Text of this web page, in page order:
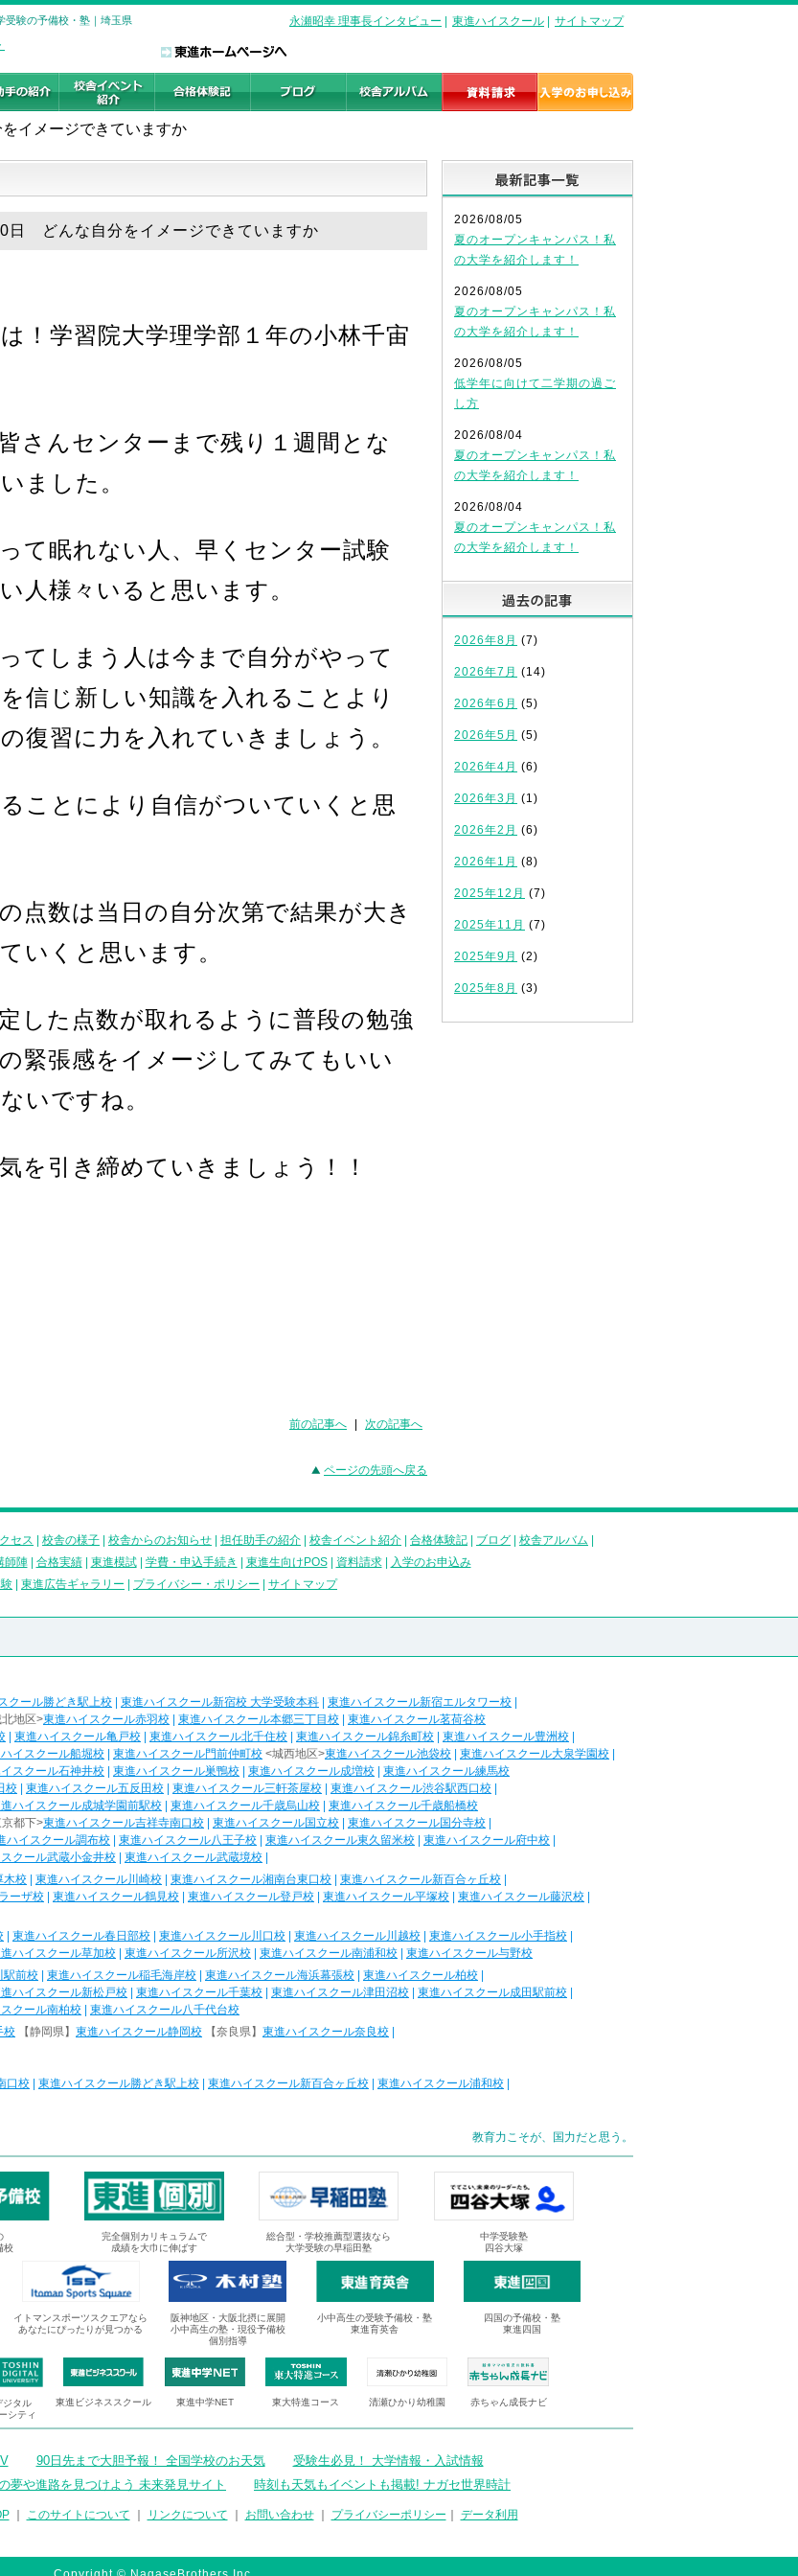
受験の予備校・塾｜埼玉県 永瀬昭幸 理事長インタビュー 東進ハイスクール サイトマップ
をイメージできていますか
日 どんな自分をイメージできていますか
！学習院大学理学部１年の小林千宙
さんセンターまで残り１週間とな
ました。
て眠れない人、早くセンター試験
人様々いると思います。
てしまう人は今まで自分がやって
信じ新しい知識を入れることより
復習に力を入れていきましょう。
ことにより自信がついていくと思
点数は当日の自分次第で結果が大き
いくと思います。
した点数が取れるように普段の勉強
緊張感をイメージしてみてもいい
いですね。
を引き締めていきましょう！！
前の記事へ 次の記事へ
ページの先頭へ戻る
2026/08/05
夏のオープンキャンパス！私
の大学を紹介します！
2026/08/05
夏のオープンキャンパス！私
の大学を紹介します！
2026/08/05
低学年に向けて二学期の過ご
し方
2026/08/04
夏のオープンキャンパス！私
の大学を紹介します！
2026/08/04
夏のオープンキャンパス！私
の大学を紹介します！
2026年8月 (7)
2026年7月 (14)
2026年6月 (5)
2026年5月 (5)
2026年4月 (6)
2026年3月 (1)
2026年2月 (6)
2026年1月 (8)
2025年12月 (7)
2025年11月 (7)
2025年9月 (2)
2025年8月 (3)
セス 校舎の様子 校舎からのお知らせ 担任助手の紹介 校舎イベント紹介 合格体験記 ブログ 校舎アルバム
師陣| 合格実績| 東進模試| 学費・申込手続き 東進生向けPOS| 資料請求|
入学のお申込み
東進広告ギャラリー プライバシー・ポリシー サイトマップ
クール勝どき駅上校 東進ハイスクール新宿校 大学受験本科 東進ハイスクール新宿エルタワー校
地区>東進ハイスクール赤羽校 東進ハイスクール本郷三丁目校
東進ハイスクール茗荷谷校
東進ハイスクール亀戸校 東進ハイスクール北千住校 東進ハイスクール錦糸町校 東進ハイスクール豊洲校
イスクール船堀校 東進ハイスクール門前仲町校 <城西地区>東進ハイスクール池袋校 東進ハイスクール大泉学園校
スクール石神井校 東進ハイスクール巣鴨校 東進ハイスクール成増校
東進ハイスクール練馬校
校 東進ハイスクール五反田校 東進ハイスクール三軒茶屋校 東進ハイスクール渋谷駅西口校
ハイスクール成城学園前駅校 東進ハイスクール千歳烏山校
東進ハイスクール千歳船橋校
都下>東進ハイスクール吉祥寺南口校 東進ハイスクール国立校 東進ハイスクール国分寺校
ハイスクール調布校 東進ハイスクール八王子校 東進ハイスクール東久留米校 東進ハイスクール府中校
クール武蔵小金井校 東進ハイスクール武蔵境校
木校 東進ハイスクール川崎校 東進ハイスクール湘南台東口校 東進ハイスクール新百合ヶ丘校
ーザ校 東進ハイスクール鶴見校 東進ハイスクール登戸校 東進ハイスクール平塚校 東進ハイスクール藤沢校
東進ハイスクール春日部校 東進ハイスクール川口校 東進ハイスクール川越校 東進ハイスクール小手指校
ハイスクール草加校 東進ハイスクール所沢校 東進ハイスクール南浦和校
東進ハイスクール与野校
駅前校 東進ハイスクール稲毛海岸校 東進ハイスクール海浜幕張校 東進ハイスクール柏校
ハイスクール新松戸校 東進ハイスクール千葉校 東進ハイスクール津田沼校 東進ハイスクール成田駅前校
クール南柏校
東進ハイスクール八千代台校
校 【静岡県】 東進ハイスクール静岡校 【奈良県】 東進ハイスクール奈良校
口校 東進ハイスクール勝どき駅上校 東進ハイスクール新百合ヶ丘校 東進ハイスクール浦和校
教育力こそが、国力だと思う。
校
完全個別カリキュラムで
成績を大巾に伸ばす
総合型・学校推薦型選抜なら
大学受験の早稲田塾
中学受験塾
四谷大塚
イトマンスポーツスクエアなら
あなたにぴったりが見つかる
阪神地区・大阪北摂に展開
小中高生の塾・現役予備校
個別指導
小中高生の受験予備校・塾
東進育英舎
四国の予備校・塾
東進四国
ジタル
シティ
東進ビジネススクール 東進中学NET 東大特進コース 清瀬ひかり幼稚園 赤ちゃん成長ナビ
90日先まで大胆予報！ 全国学校のお天気
受験生必見！ 大学情報・入試情報
夢や進路を見つけよう 未来発見サイト 時刻も天気もイベントも掲載! ナガセ世界時計
｜ このサイトについて リンクについて お問い合わせ｜ プライバシーポリシー データ利用